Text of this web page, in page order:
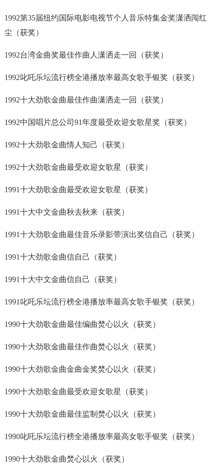
1992第35届纽约国际电影电视节个人音乐特集金奖潇洒闯红
尘（获奖）
1992台湾金曲奖最佳作曲人潇洒走一回（获奖）
1992叱吒乐坛流行榜全港播放率最高女歌手银奖（获奖）
1992十大劲歌金曲最佳作曲潇洒走一回（获奖）
1992中国唱片总公司91年度最受欢迎女歌星奖（获奖）
1992十大劲歌金曲情人知己（获奖）
1992十大劲歌金曲最受欢迎女歌星（获奖）
1991十大劲歌金曲最受欢迎女歌星（获奖）
1991十大中文金曲秋去秋来（获奖）
1991十大劲歌金曲最佳音乐录影带演出奖信自己（获奖）
1991十大劲歌金曲信自己（获奖）
1991十大中文金曲信自己（获奖）
1991叱吒乐坛流行榜全港播放率最高女歌手银奖（获奖）
1990十大劲歌金曲最佳编曲焚心以火（获奖）
1990十大劲歌金曲最佳作曲焚心以火（获奖）
1990十大劲歌金曲金曲金奖焚心以火（获奖）
1990十大劲歌金曲最受欢迎女歌星（获奖）
1990十大劲歌金曲最佳监制焚心以火（获奖）
1990叱吒乐坛流行榜全港播放率最高女歌手银奖（获奖）
1990十大劲歌金曲焚心以火（获奖）